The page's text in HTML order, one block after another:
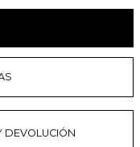
DEVOLUCIÓN